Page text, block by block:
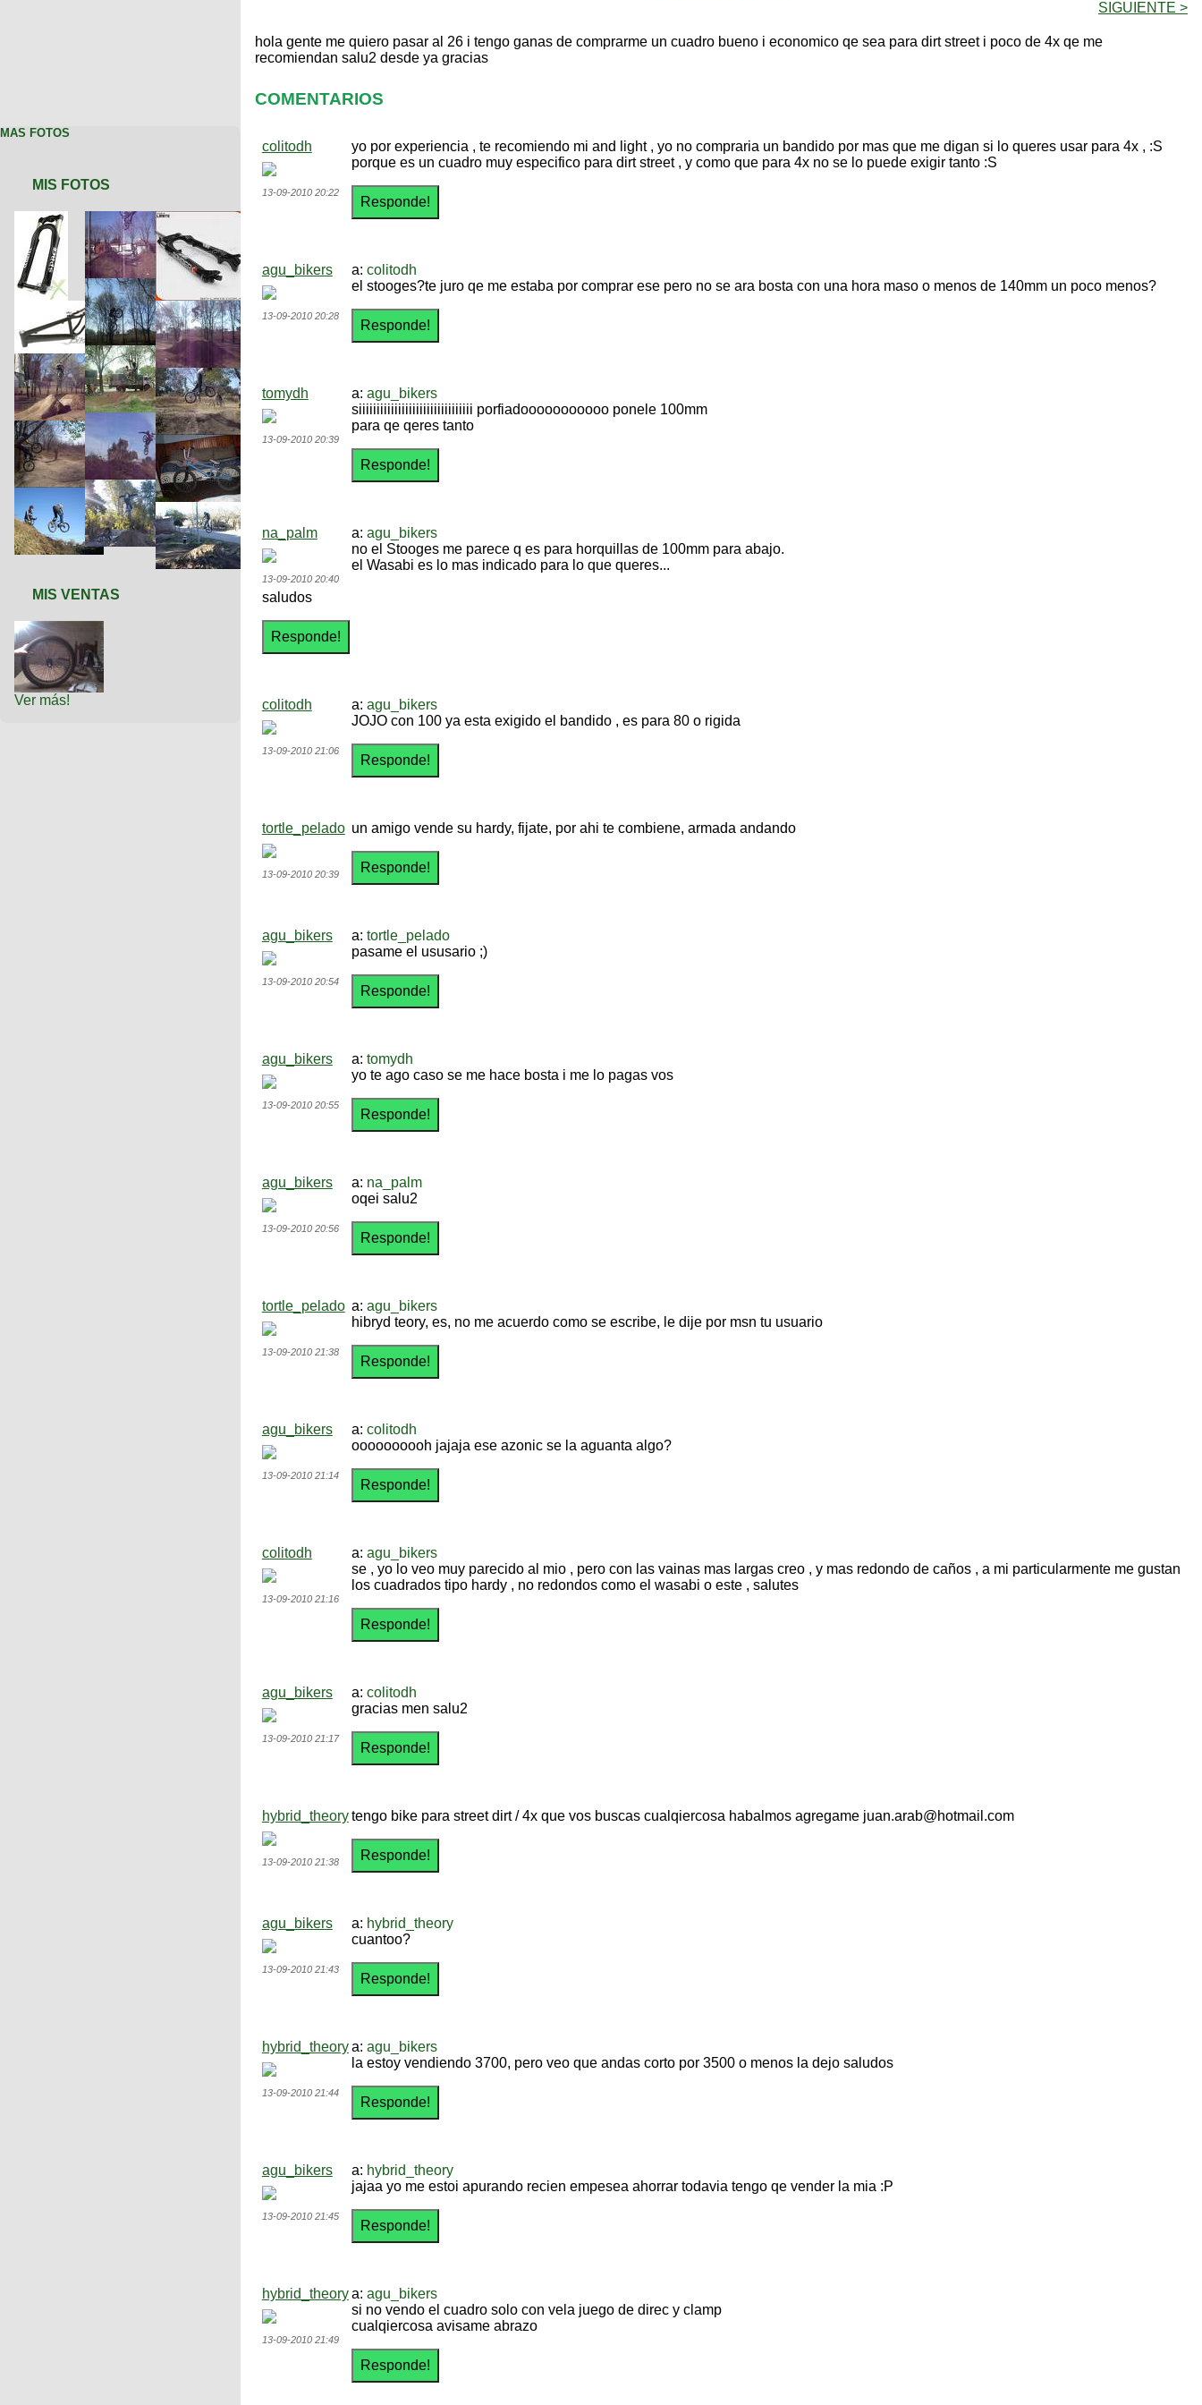
MAS FOTOS
MIS FOTOS
MIS VENTAS
Ver más!
SIGUIENTE >
hola gente me quiero pasar al 26 i tengo ganas de comprarme un cuadro bueno i economico qe sea para dirt street i poco de 4x qe me
recomiendan salu2 desde ya gracias
COMENTARIOS
colitodh
13-09-2010 20:22
yo por experiencia , te recomiendo mi and light , yo no compraria un bandido por mas que me digan si lo queres usar para 4x , :S
porque es un cuadro muy especifico para dirt street , y como que para 4x no se lo puede exigir tanto :S
agu_bikers
13-09-2010 20:28
a: colitodh
el stooges?te juro qe me estaba por comprar ese pero no se ara bosta con una hora maso o menos de 140mm un poco menos?
tomydh
13-09-2010 20:39
a: agu_bikers
siiiiiiiiiiiiiiiiiiiiiiiiiiiiiiii porfiadooooooooooo ponele 100mm
para qe qeres tanto
na_palm
13-09-2010 20:40
a: agu_bikers
no el Stooges me parece q es para horquillas de 100mm para abajo.
el Wasabi es lo mas indicado para lo que queres...
saludos
colitodh
13-09-2010 21:06
a: agu_bikers
JOJO con 100 ya esta exigido el bandido , es para 80 o rigida
tortle_pelado
13-09-2010 20:39
un amigo vende su hardy, fijate, por ahi te combiene, armada andando
agu_bikers
13-09-2010 20:54
a: tortle_pelado
pasame el ususario ;)
agu_bikers
13-09-2010 20:55
a: tomydh
yo te ago caso se me hace bosta i me lo pagas vos
agu_bikers
13-09-2010 20:56
a: na_palm
oqei salu2
tortle_pelado
13-09-2010 21:38
a: agu_bikers
hibryd teory, es, no me acuerdo como se escribe, le dije por msn tu usuario
agu_bikers
13-09-2010 21:14
a: colitodh
oooooooooh jajaja ese azonic se la aguanta algo?
colitodh
13-09-2010 21:16
a: agu_bikers
se , yo lo veo muy parecido al mio , pero con las vainas mas largas creo , y mas redondo de caños , a mi particularmente me gustan
los cuadrados tipo hardy , no redondos como el wasabi o este , salutes
agu_bikers
13-09-2010 21:17
a: colitodh
gracias men salu2
hybrid_theory
13-09-2010 21:38
tengo bike para street dirt / 4x que vos buscas cualqiercosa habalmos agregame juan.arab@hotmail.com
agu_bikers
13-09-2010 21:43
a: hybrid_theory
cuantoo?
hybrid_theory
13-09-2010 21:44
a: agu_bikers
la estoy vendiendo 3700, pero veo que andas corto por 3500 o menos la dejo saludos
agu_bikers
13-09-2010 21:45
a: hybrid_theory
jajaa yo me estoi apurando recien empesea ahorrar todavia tengo qe vender la mia :P
hybrid_theory
13-09-2010 21:49
a: agu_bikers
si no vendo el cuadro solo con vela juego de direc y clamp
cualqiercosa avisame abrazo